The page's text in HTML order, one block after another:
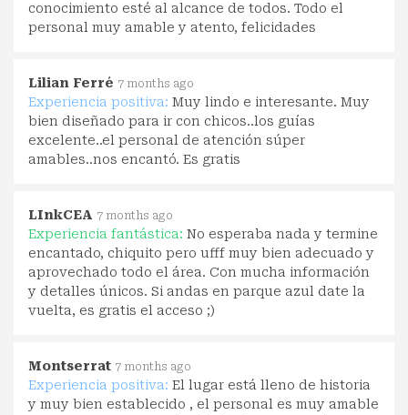
conocimiento esté al alcance de todos. Todo el
personal muy amable y atento, felicidades
Lilian Ferré 7 months ago
Experiencia positiva: Muy lindo e interesante. Muy
bien diseñado para ir con chicos..los guías
excelente..el personal de atención súper
amables..nos encantó. Es gratis
LInkCEA 7 months ago
Experiencia fantástica: No esperaba nada y termine
encantado, chiquito pero ufff muy bien adecuado y
aprovechado todo el área. Con mucha información
y detalles únicos. Si andas en parque azul date la
vuelta, es gratis el acceso ;)
Montserrat 7 months ago
Experiencia positiva: El lugar está lleno de historia
y muy bien establecido , el personal es muy amable